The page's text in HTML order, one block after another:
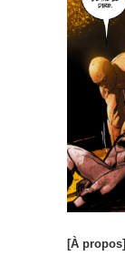
[À propos]